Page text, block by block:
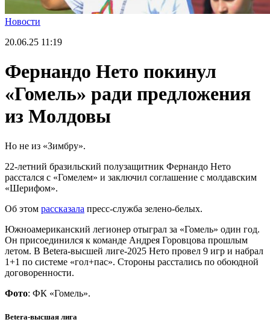
Новости
20.06.25 11:19
Фернандо Нето покинул
«Гомель» ради предложения
из Молдовы
Но не из «Зимбру».
22-летний бразильский полузащитник Фернандо Нето
расстался с «Гомелем» и заключил соглашение с молдавским
«Шерифом».
Об этом рассказала пресс-служба зелено-белых.
Южноамериканский легионер отыграл за «Гомель» один год.
Он присоединился к команде Андрея Горовцова прошлым
летом. В Betera-высшей лиге-2025 Нето провел 9 игр и набрал
1+1 по системе «гол+пас». Стороны расстались по обоюдной
договоренности.
Фото: ФК «Гомель».
Betera-высшая лига